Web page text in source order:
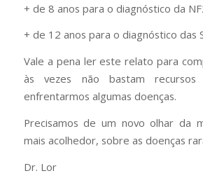
+ de 8 anos para o diagnóstico da
+ de 12 anos para o diagnóstico das
Vale a pena ler este relato para
às vezes não bastam recursos
enfrentarmos algumas doenças.
Precisamos de um novo olhar da
mais acolhedor, sobre as doenças
Dr. Lor